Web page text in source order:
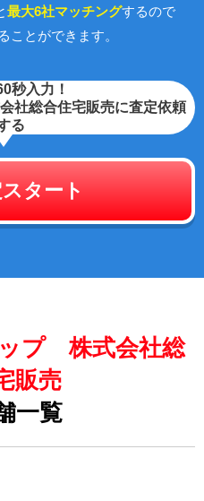
最大6社マッチングするので
ことができます。
秒入力！
社総合住宅販売に査定依頼
る
タート
プ 株式会社総
販売
一覧